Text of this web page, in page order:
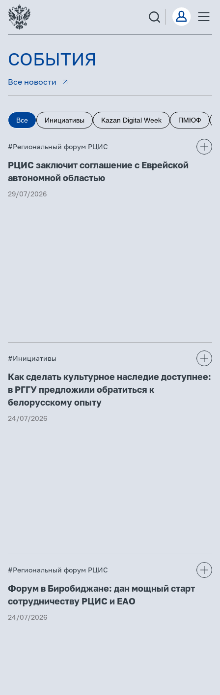
СОБЫТИЯ
Все новости
Все Инициативы Kazan Digital Week ПМЮФ
#Региональный форум РЦИС
РЦИС заключит соглашение с Еврейской
автономной областью
29/07/2026
#Инициативы
Как сделать культурное наследие доступнее:
в РГГУ предложили обратиться к
белорусскому опыту
24/07/2026
#Региональный форум РЦИС
Форум в Биробиджане: дан мощный старт
сотрудничеству РЦИС и ЕАО
24/07/2026